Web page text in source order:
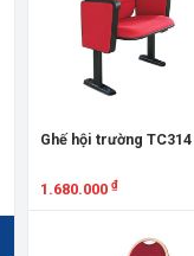
Ghế hội trường TC314
1.680.000 ₫